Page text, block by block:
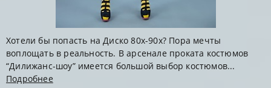
Хотели бы попасть на Диско 80х-90х? Пора мечты
воплощать в реальность. В арсенале проката костюмов
“Дилижанс-шоу” имеется большой выбор костюмов...
Подробнее